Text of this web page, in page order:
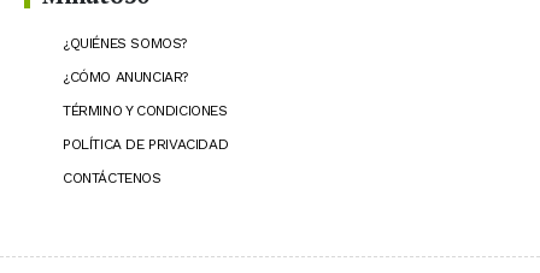
¿QUIÉNES SOMOS?
¿CÓMO ANUNCIAR?
TÉRMINO Y CONDICIONES
POLÍTICA DE PRIVACIDAD
CONTÁCTENOS